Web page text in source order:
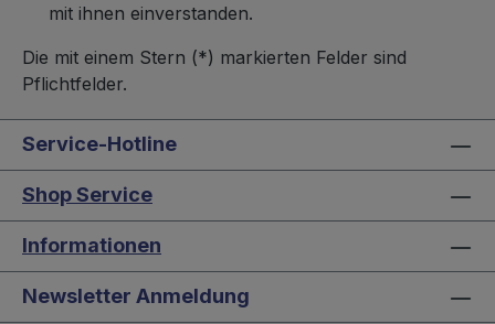
mit ihnen einverstanden.
Die mit einem Stern (*) markierten Felder sind
Pflichtfelder.
Service-Hotline
Shop Service
Informationen
Newsletter Anmeldung